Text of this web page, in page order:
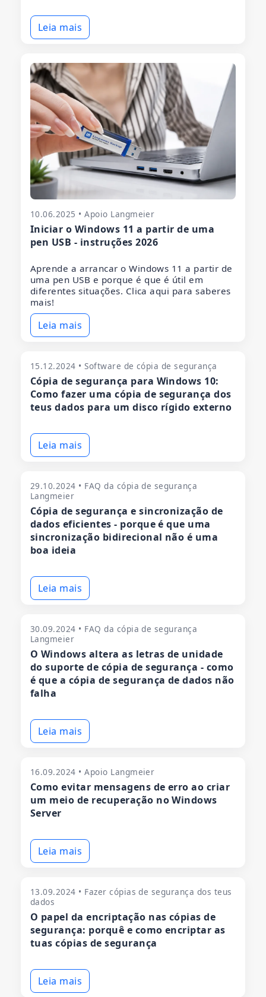
Leia mais
10.06.2025 • Apoio Langmeier
Iniciar o Windows 11 a partir de uma
pen USB - instruções 2026
Aprende a arrancar o Windows 11 a partir de
uma pen USB e porque é que é útil em
diferentes situações. Clica aqui para saberes
mais!
Leia mais
15.12.2024 • Software de cópia de segurança
Cópia de segurança para Windows 10:
Como fazer uma cópia de segurança dos
teus dados para um disco rígido externo
Leia mais
29.10.2024 • FAQ da cópia de segurança
Langmeier
Cópia de segurança e sincronização de
dados eficientes - porque é que uma
sincronização bidirecional não é uma
boa ideia
Leia mais
30.09.2024 • FAQ da cópia de segurança
Langmeier
O Windows altera as letras de unidade
do suporte de cópia de segurança - como
é que a cópia de segurança de dados não
falha
Leia mais
16.09.2024 • Apoio Langmeier
Como evitar mensagens de erro ao criar
um meio de recuperação no Windows
Server
Leia mais
13.09.2024 • Fazer cópias de segurança dos teus
dados
O papel da encriptação nas cópias de
segurança: porquê e como encriptar as
tuas cópias de segurança
Leia mais